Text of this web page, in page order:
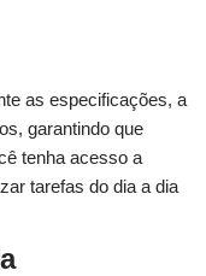
as especificações, a
garantindo que
tenha acesso a
tarefas do dia a dia